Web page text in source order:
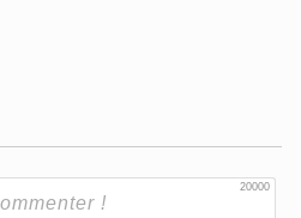
20000